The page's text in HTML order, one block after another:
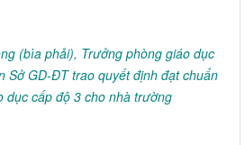
(bìa phải), Trưởng phòng giáo dục
Sở GD-ĐT trao quyết định đạt chuẩn
dục cấp độ 3 cho nhà trường